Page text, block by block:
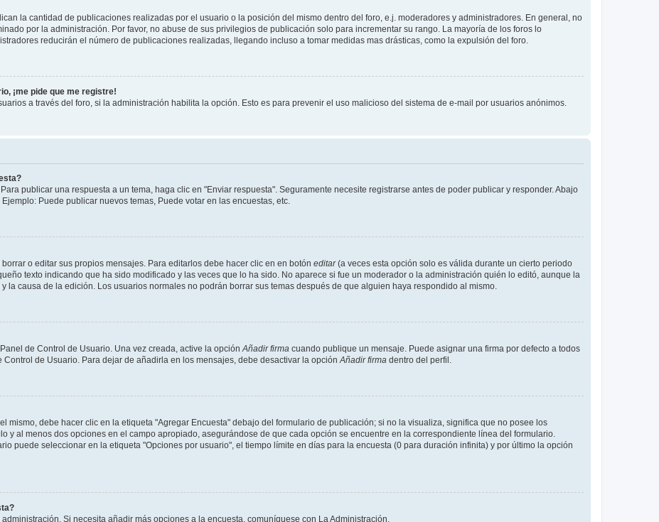
la cantidad de publicaciones realizadas por el usuario o la posición del mismo dentro del foro, e.j. moderadores y administradores. En general, no
por la administración. Por favor, no abuse de sus privilegios de publicación solo para incrementar su rango. La mayoría de los foros lo
reducirán el número de publicaciones realizadas, llegando incluso a tomar medidas mas drásticas, como la expulsión del foro.
¡me pide que me registre!
a través del foro, si la administración habilita la opción. Esto es para prevenir el uso malicioso del sistema de e-mail por usuarios anónimos.
publicar una respuesta a un tema, haga clic en "Enviar respuesta". Seguramente necesite registrarse antes de poder publicar y responder. Abajo
Puede publicar nuevos temas, Puede votar en las encuestas, etc.
o editar sus propios mensajes. Para editarlos debe hacer clic en en botón editar(a veces esta opción solo es válida durante un cierto periodo
texto indicando que ha sido modificado y las veces que lo ha sido. No aparece si fue un moderador o la administración quién lo editó, aunque la
la causa de la edición. Los usuarios normales no podrán borrar sus temas después de que alguien haya respondido al mismo.
de Control de Usuario. Una vez creada, active la opción Añadir firma cuando publique un mensaje. Puede asignar una firma por defecto a todos
de Usuario. Para dejar de añadirla en los mensajes, debe desactivar la opción Añadir firma dentro del perfil.
mismo, debe hacer clic en la etiqueta "Agregar Encuesta" debajo del formulario de publicación; si no la visualiza, significa que no posee los
y al menos dos opciones en el campo apropiado, asegurándose de que cada opción se encuentre en la correspondiente línea del formulario.
puede seleccionar en la etiqueta "Opciones por usuario", el tiempo límite en días para la encuesta (0 para duración infinita) y por último la opción
Si necesita añadir más opciones a la encuesta, comuníquese con La Administración.